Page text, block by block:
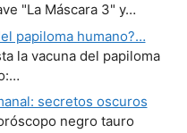
"La Máscara 3" y…
papiloma humano?…
la vacuna del papiloma
secretos oscuros
negro tauro